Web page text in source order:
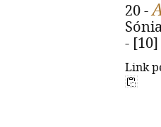
20 -
- [10]
Link